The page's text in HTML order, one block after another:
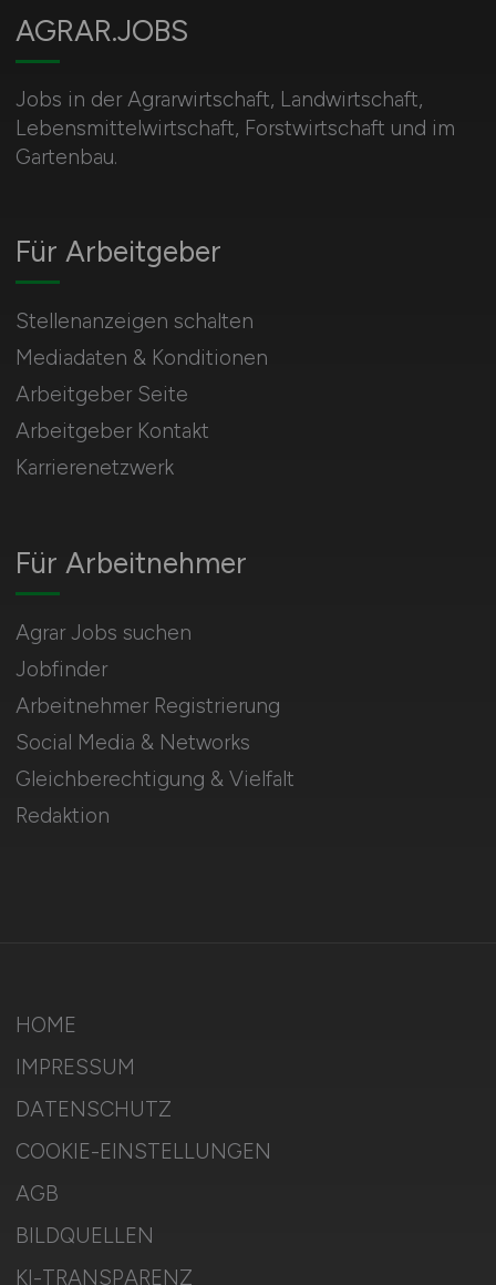
AGRAR.JOBS
Jobs in der Agrarwirtschaft, Landwirtschaft,
Lebensmittelwirtschaft, Forstwirtschaft und im
Gartenbau.
Für Arbeitnehmer
Agrar Jobs suchen
Jobfinder
Arbeitnehmer Registrierung
Social Media & Networks
Gleichberechtigung & Vielfalt
Redaktion
Für Arbeitgeber
Stellenanzeigen schalten
Mediadaten & Konditionen
Arbeitgeber Seite
Arbeitgeber Kontakt
Karrierenetzwerk
HOME
IMPRESSUM
DATENSCHUTZ
COOKIE-EINSTELLUNGEN
AGB
BILDQUELLEN
KI-TRANSPARENZ